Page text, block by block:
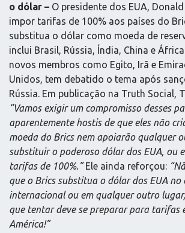
o dólar – O presidente dos EUA,
impor tarifas de 100% aos países do
substitua o dólar como moeda de
inclui Brasil, Rússia, Índia, China e
novos membros como Egito, Irã e
Unidos, tem debatido o tema após
Rússia. Em publicação na Truth Social,
“Vamos exigir um compromisso desses
aparentemente hostis de que eles não
moeda do Brics nem apoiarão qualquer
substituir o poderoso dólar dos EUA, ou
tarifas de 100%.”Ele ainda reforçou:
que o Brics substitua o dólar dos EUA no
internacional ou em qualquer outro
que tentar deve se preparar para tarifas
América!”